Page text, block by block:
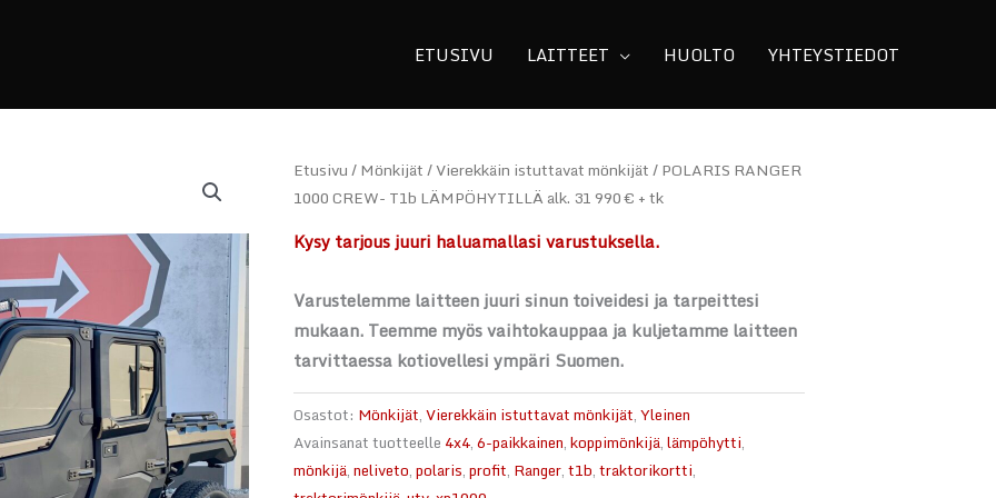
ETUSIVU LAITTEET HUOLTO YHTEYSTIEDOT
Etusivu/Mönkijät/Vierekkäin istuttavat mönkijät/ POLARIS RANGER
1000 CREW- T1b LÄMPÖHYTILLÄ alk. 31 990 € + tk
Kysy tarjous juuri haluamallasi varustuksella.
Varustelemme laitteen juuri sinun toiveidesi ja tarpeittesi
mukaan. Teemme myös vaihtokauppaa ja kuljetamme laitteen
tarvittaessa kotiovellesi ympäri Suomen.
Osastot: Mönkijät,Vierekkäin istuttavat mönkijät,Yleinen
Avainsanat tuotteelle 4x4,6-paikkainen,koppimönkijä,lämpöhytti,
mönkijä,neliveto,polaris,profit, Ranger,t1b,traktorikortti,